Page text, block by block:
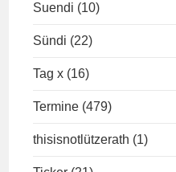
Suendi (10)
Sündi (22)
Tag x (16)
Termine (479)
thisisnotlützerath (1)